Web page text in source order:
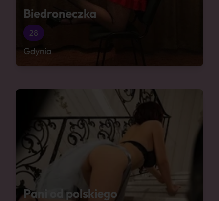
Biedroneczka
28
Gdynia
Pani od polskiego